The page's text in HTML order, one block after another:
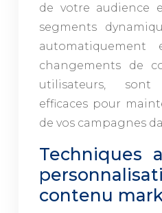
de votre audience
segments
changements de
utilisateurs, sont
efficaces pour
de vos campagnes
Techniques
contenu